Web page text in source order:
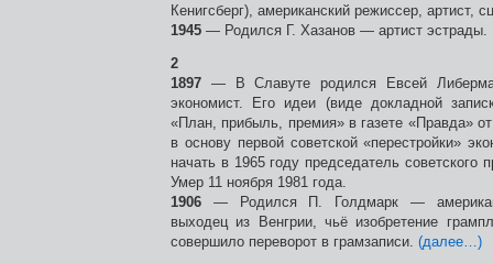
Кенигсберг), американский режиссер, артист,
1945 — Родился Г. Хазанов — артист эстрады.
2
1897 — В Славуте родился Евсей
экономист. Его идеи (виде докладной
«План, прибыль, премия» в газете «Правда»
в основу первой советской «перестройки»
начать в 1965 году председатель советского
Умер 11 ноября 1981 года.
1906 — Родился П. Голдмарк —
выходец из Венгрии, чьё изобретение
совершило переворот в грамзаписи. (далее…)